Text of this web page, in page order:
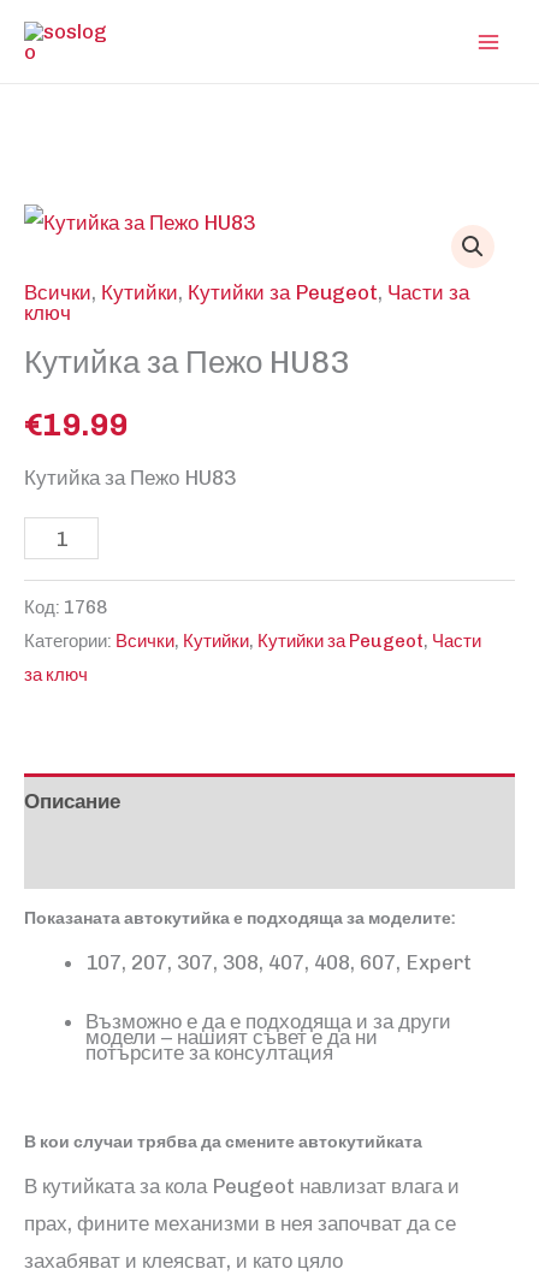
Skip
Всички, Кутийки, Кутийки за Peugeot, Части за
ключ
Кутийка за Пежо HU83
€19.99
Кутийка за Пежо HU83
количество
Кутийка
за
Пежо
Код: 1768
Категории: Всички, Кутийки, Кутийки за Peugeot, Части
за ключ
Описание
Показаната автокутийка е подходяща за моделите:
107, 207, 307, 308, 407, 408, 607, Expert
Възможно е да е подходяща и за други
модели – нашият съвет е да ни
потърсите за консултация
В кои случаи трябва да смените автокутийката
В кутийката за кола Peugeot навлизат влага и
прах, фините механизми в нея започват да се
захабяват и клеясват, и като цяло